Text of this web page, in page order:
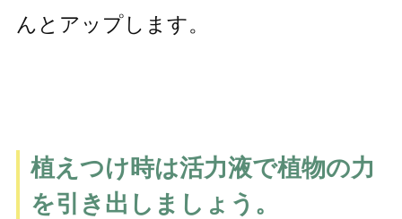
んとアップします。
植えつけ時は活力液で植物の力
を引き出しましょう。